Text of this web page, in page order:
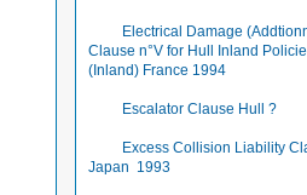
Electrical Damage
Clause n°V for Hull Inland
(Inland) France 1994
Escalator Clause Hull ?
Excess Collision Liability
Japan 1993